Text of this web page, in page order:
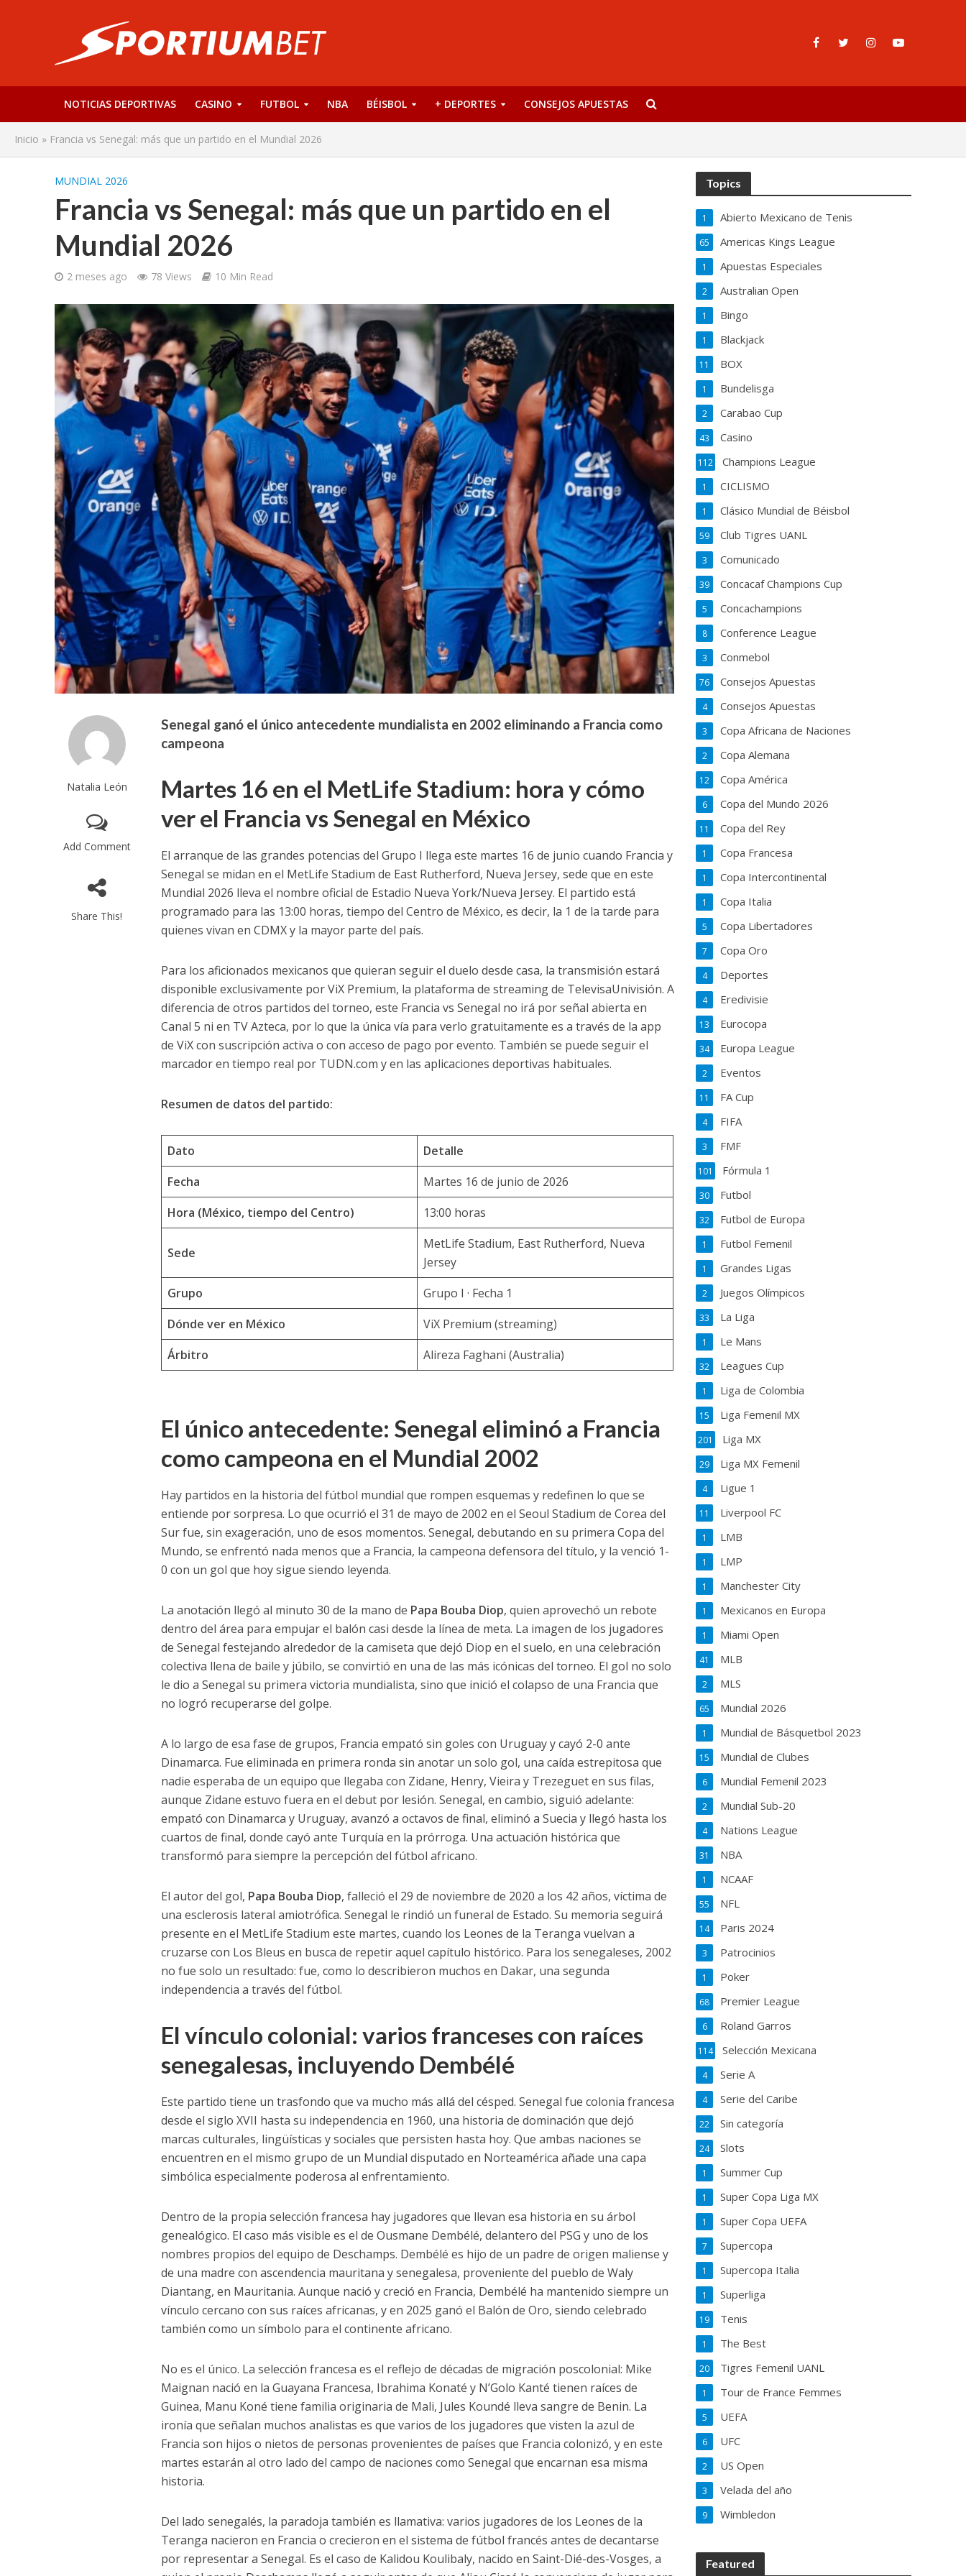
NOTICIAS DEPORTIVAS CASINO FUTBOL NBA BÉISBOL + DEPORTES CONSEJOS APUESTAS
Inicio » Francia vs Senegal: más que un partido en el Mundial 2026
MUNDIAL 2026
Francia vs Senegal: más que un partido en el
Mundial 2026
2 meses ago 78 Views 10 Min Read
Natalia León
Add Comment
Share This!
Senegal ganó el único antecedente mundialista en 2002 eliminando a Francia como
campeona
Martes 16 en el MetLife Stadium: hora y cómo
ver el Francia vs Senegal en México
El arranque de las grandes potencias del Grupo I llega este martes 16 de junio cuando Francia y
Senegal se midan en el MetLife Stadium de East Rutherford, Nueva Jersey, sede que en este
Mundial 2026 lleva el nombre oficial de Estadio Nueva York/Nueva Jersey. El partido está
programado para las 13:00 horas, tiempo del Centro de México, es decir, la 1 de la tarde para
quienes vivan en CDMX y la mayor parte del país.
Para los aficionados mexicanos que quieran seguir el duelo desde casa, la transmisión estará
disponible exclusivamente por ViX Premium, la plataforma de streaming de TelevisaUnivisión. A
diferencia de otros partidos del torneo, este Francia vs Senegal no irá por señal abierta en
Canal 5 ni en TV Azteca, por lo que la única vía para verlo gratuitamente es a través de la app
de ViX con suscripción activa o con acceso de pago por evento. También se puede seguir el
marcador en tiempo real por TUDN.com y en las aplicaciones deportivas habituales.
Resumen de datos del partido:
Dato
Detalle
Fecha
Martes 16 de junio de 2026
Hora (México, tiempo del Centro)
13:00 horas
Sede
MetLife Stadium, East Rutherford, Nueva
Jersey
Grupo
Grupo I · Fecha 1
Dónde ver en México
ViX Premium (streaming)
Árbitro
Alireza Faghani (Australia)
El único antecedente: Senegal eliminó a Francia
como campeona en el Mundial 2002
Hay partidos en la historia del fútbol mundial que rompen esquemas y redefinen lo que se
entiende por sorpresa. Lo que ocurrió el 31 de mayo de 2002 en el Seoul Stadium de Corea del
Sur fue, sin exageración, uno de esos momentos. Senegal, debutando en su primera Copa del
Mundo, se enfrentó nada menos que a Francia, la campeona defensora del título, y la venció 1-
0 con un gol que hoy sigue siendo leyenda.
La anotación llegó al minuto 30 de la mano de Papa Bouba Diop, quien aprovechó un rebote
dentro del área para empujar el balón casi desde la línea de meta. La imagen de los jugadores
de Senegal festejando alrededor de la camiseta que dejó Diop en el suelo, en una celebración
colectiva llena de baile y júbilo, se convirtió en una de las más icónicas del torneo. El gol no solo
le dio a Senegal su primera victoria mundialista, sino que inició el colapso de una Francia que
no logró recuperarse del golpe.
A lo largo de esa fase de grupos, Francia empató sin goles con Uruguay y cayó 2-0 ante
Dinamarca. Fue eliminada en primera ronda sin anotar un solo gol, una caída estrepitosa que
nadie esperaba de un equipo que llegaba con Zidane, Henry, Vieira y Trezeguet en sus filas,
aunque Zidane estuvo fuera en el debut por lesión. Senegal, en cambio, siguió adelante:
empató con Dinamarca y Uruguay, avanzó a octavos de final, eliminó a Suecia y llegó hasta los
cuartos de final, donde cayó ante Turquía en la prórroga. Una actuación histórica que
transformó para siempre la percepción del fútbol africano.
El autor del gol, Papa Bouba Diop, falleció el 29 de noviembre de 2020 a los 42 años, víctima de
una esclerosis lateral amiotrófica. Senegal le rindió un funeral de Estado. Su memoria seguirá
presente en el MetLife Stadium este martes, cuando los Leones de la Teranga vuelvan a
cruzarse con Los Bleus en busca de repetir aquel capítulo histórico. Para los senegaleses, 2002
no fue solo un resultado: fue, como lo describieron muchos en Dakar, una segunda
independencia a través del fútbol.
El vínculo colonial: varios franceses con raíces
senegalesas, incluyendo Dembélé
Este partido tiene un trasfondo que va mucho más allá del césped. Senegal fue colonia francesa
desde el siglo XVII hasta su independencia en 1960, una historia de dominación que dejó
marcas culturales, lingüísticas y sociales que persisten hasta hoy. Que ambas naciones se
encuentren en el mismo grupo de un Mundial disputado en Norteamérica añade una capa
simbólica especialmente poderosa al enfrentamiento.
Dentro de la propia selección francesa hay jugadores que llevan esa historia en su árbol
genealógico. El caso más visible es el de Ousmane Dembélé, delantero del PSG y uno de los
nombres propios del equipo de Deschamps. Dembélé es hijo de un padre de origen maliense y
de una madre con ascendencia mauritana y senegalesa, proveniente del pueblo de Waly
Diantang, en Mauritania. Aunque nació y creció en Francia, Dembélé ha mantenido siempre un
vínculo cercano con sus raíces africanas, y en 2025 ganó el Balón de Oro, siendo celebrado
también como un símbolo para el continente africano.
No es el único. La selección francesa es el reflejo de décadas de migración poscolonial: Mike
Maignan nació en la Guayana Francesa, Ibrahima Konaté y N’Golo Kanté tienen raíces de
Guinea, Manu Koné tiene familia originaria de Mali, Jules Koundé lleva sangre de Benin. La
ironía que señalan muchos analistas es que varios de los jugadores que visten la azul de
Francia son hijos o nietos de personas provenientes de países que Francia colonizó, y en este
martes estarán al otro lado del campo de naciones como Senegal que encarnan esa misma
historia.
Del lado senegalés, la paradoja también es llamativa: varios jugadores de los Leones de la
Teranga nacieron en Francia o crecieron en el sistema de fútbol francés antes de decantarse
por representar a Senegal. Es el caso de Kalidou Koulibaly, nacido en Saint-Dié-des-Vosges, a
Topics
Abierto Mexicano de Tenis
1
Americas Kings League
65
Apuestas Especiales
1
Australian Open
2
Bingo
1
Blackjack
1
BOX
11
Bundelisga
1
Carabao Cup
2
Casino
43
Champions League
112
CICLISMO
1
Clásico Mundial de Béisbol
1
Club Tigres UANL
59
Comunicado
3
Concacaf Champions Cup
39
Concachampions
5
Conference League
8
Conmebol
3
Consejos Apuestas
76
Consejos Apuestas
4
Copa Africana de Naciones
3
Copa Alemana
2
Copa América
12
Copa del Mundo 2026
6
Copa del Rey
11
Copa Francesa
1
Copa Intercontinental
1
Copa Italia
1
Copa Libertadores
5
Copa Oro
7
Deportes
4
Eredivisie
4
Eurocopa
13
Europa League
34
Eventos
2
FA Cup
11
FIFA
4
FMF
3
Fórmula 1
101
Futbol
30
Futbol de Europa
32
Futbol Femenil
1
Grandes Ligas
1
Juegos Olímpicos
2
La Liga
33
Le Mans
1
Leagues Cup
32
Liga de Colombia
1
Liga Femenil MX
15
Liga MX
201
Liga MX Femenil
29
Ligue 1
4
Liverpool FC
11
LMB
1
LMP
1
Manchester City
1
Mexicanos en Europa
1
Miami Open
1
MLB
41
MLS
2
Mundial 2026
65
Mundial de Básquetbol 2023
1
Mundial de Clubes
15
Mundial Femenil 2023
6
Mundial Sub-20
2
Nations League
4
NBA
31
NCAAF
1
NFL
55
Paris 2024
14
Patrocinios
3
Poker
1
Premier League
68
Roland Garros
6
Selección Mexicana
114
Serie A
4
Serie del Caribe
4
Sin categoría
22
Slots
24
Summer Cup
1
Super Copa Liga MX
1
Super Copa UEFA
1
Supercopa
7
Supercopa Italia
1
Superliga
1
Tenis
19
The Best
1
Tigres Femenil UANL
20
Tour de France Femmes
1
UEFA
5
UFC
6
US Open
2
Velada del año
3
Wimbledon
9
Featured